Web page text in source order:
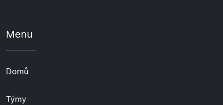
Menu
Domů
Týmy